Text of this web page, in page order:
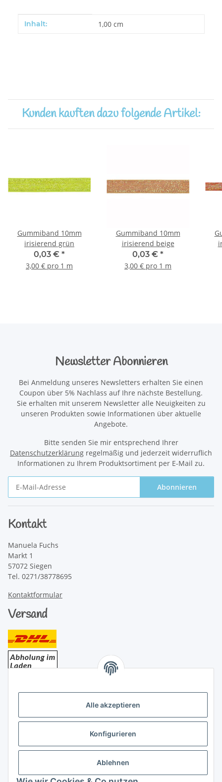
Alle akzeptieren
Konfigurieren
Ablehnen
Produkteigenschaft
Wert
Inhalt: 1,00 cm
Kunden kauften dazu folgende Artikel:
Gummiband 10mm
irisierend grün
0,03 € *
3,00 € pro 1 m
Gummiband 10mm
irisierend beige
0,03 € *
3,00 € pro 1 m
Newsletter Abonnieren
Bei Anmeldung unseres Newsletters erhalten Sie einen
Coupon über 5% Nachlass auf Ihre nächste Bestellung.
Sie erhalten mit unserem Newsletter alle Neuigkeiten zu
unseren Produkten sowie Informationen über aktuelle
Angebote.
Bitte senden Sie mir entsprechend Ihrer
Datenschutzerklärung regelmäßig und jederzeit widerruflich
Informationen zu Ihrem Produktsortiment per E-Mail zu.
Abonnieren
Kontakt
Manuela Fuchs
Markt 1
57072 Siegen
Tel. 0271/38778695
Kontaktformular
Versand
Rechtliches